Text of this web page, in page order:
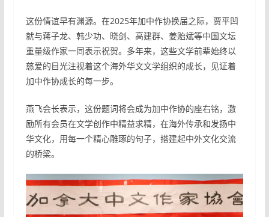
这份情谊早有渊源。在2025年加中作协换届之际，贾平凹
就与蒋子龙、韩少功、晓剑、高建群、姜贻斌等中国文坛
重量级作家一同表示祝贺。多年来，这些文学前辈始终以
慈爱的目光注视着这个海外华文文学组织的成长，见证着
加中作协成长的每一步。
燕飞会长表示，这份题词将会成为加中作协的座右铭，激
励所有会员在文学创作中精益求精，在海外传承和发扬中
华文化，用每一个精心雕琢的句子，搭建起中外文化交流
的桥梁。